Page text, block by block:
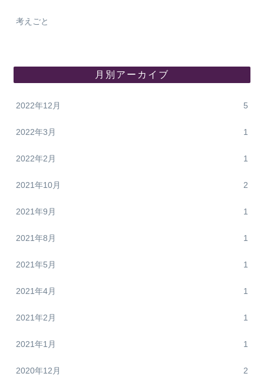
考えごと
月別アーカイブ
2022年12月 5
2022年3月 1
2022年2月 1
2021年10月 2
2021年9月 1
2021年8月 1
2021年5月 1
2021年4月 1
2021年2月 1
2021年1月 1
2020年12月 2